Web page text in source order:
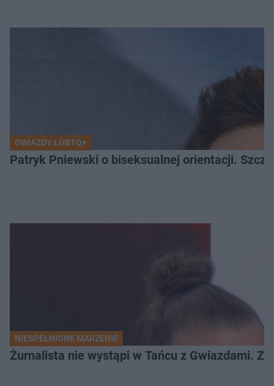
GWIAZDY LGBTQ+
Patryk Pniewski o biseksualnej orientacji.
NIESPEŁNIONE MARZENIE
Żurnalista nie wystąpi w Tańcu z Gwiazdami.